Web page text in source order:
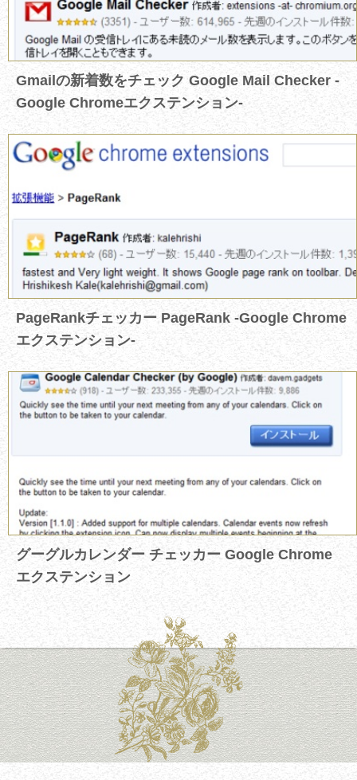
Gmailの新着数をチェック Google Mail Checker -
Google Chromeエクステンション-
PageRankチェッカー PageRank -Google Chrome
エクステンション-
グーグルカレンダー チェッカー Google Chrome
エクステンション